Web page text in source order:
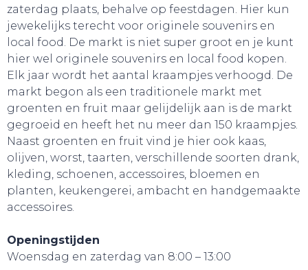
HANDIG!
zaterdag plaats, behalve op feestdagen. Hier kun
jewekelijks terecht voor originele souvenirs en
local food. De markt is niet super groot en je kunt
hier wel originele souvenirs en local food kopen.
Elk jaar wordt het aantal kraampjes verhoogd. De
markt begon als een traditionele markt met
groenten en fruit maar gelijdelijk aan is de markt
gegroeid en heeft het nu meer dan 150 kraampjes.
Naast groenten en fruit vind je hier ook kaas,
olijven, worst, taarten, verschillende soorten drank,
kleding, schoenen, accessoires, bloemen en
planten, keukengerei, ambacht en handgemaakte
accessoires.
Openingstijden
Woensdag en zaterdag van 8:00 – 13:00